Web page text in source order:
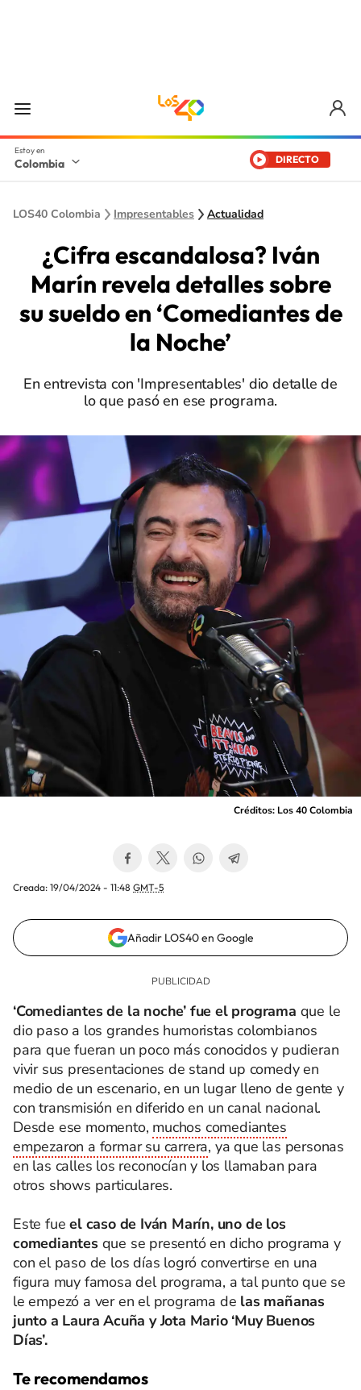
Colombia DIRECTO
LOS40 Colombia Impresentables Actualidad
¿Cifra escandalosa? Iván
Marín revela detalles sobre
su sueldo en ‘Comediantes de
la Noche’
En entrevista con 'Impresentables' dio detalle de
lo que pasó en ese programa.
Créditos: Los 40 Colombia
Creada: 19/04/2024 - 11:48 GMT-5
Añadir LOS40 en Google
‘Comediantes de la noche’ fue el programa que le
dio paso a los grandes humoristas colombianos
para que fueran un poco más conocidos y pudieran
vivir sus presentaciones de stand up comedy en
medio de un escenario, en un lugar lleno de gente y
con transmisión en diferido en un canal nacional.
Desde ese momento, muchos comediantes
empezaron a formar su carrera, ya que las personas
en las calles los reconocían y los llamaban para
otros shows particulares.
Este fueel caso de Iván Marín, uno de los
comediantes que se presentó en dicho programa y
con el paso de los días logró convertirse en una
figura muy famosa del programa, a tal punto que se
le empezó a ver en el programa de las mañanas
junto a Laura Acuña y Jota Mario ‘Muy Buenos
Días’.
Te recomendamos